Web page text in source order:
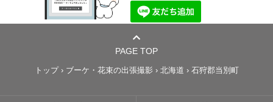
PAGE TOP
トップ› ブーケ・花束の出張撮影 › 北海道 › 石狩郡当別町